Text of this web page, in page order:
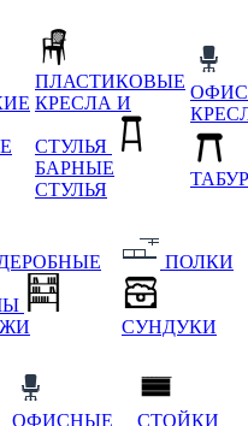
ПЛАСТИКОВЫЕ
КРЕСЛА И
СТУЛЬЯ
БАРНЫЕ
СТУЛЬЯ
ПОЛКИ
СУНДУКИ
ОФИСНЫЕ
СТОЙКИ